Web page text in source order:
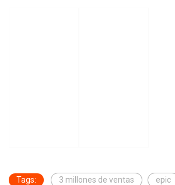
Tags: 3 millones de ventas epic